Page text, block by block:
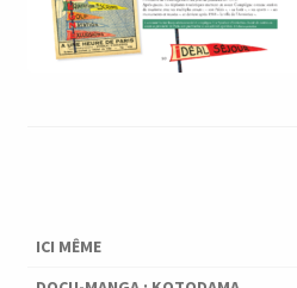
ICI MÊME